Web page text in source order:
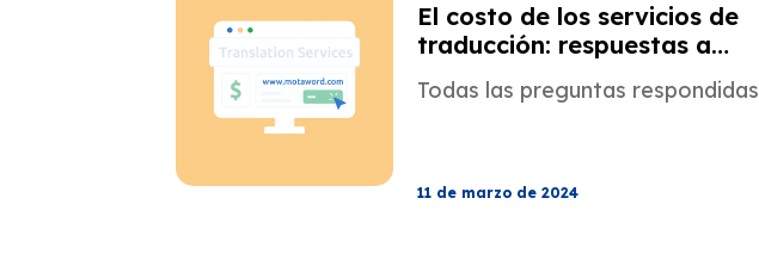
El costo de los servicios de
traducción: respuestas a
todas las preguntas
Todas las preguntas respondidas
11 de marzo de 2024